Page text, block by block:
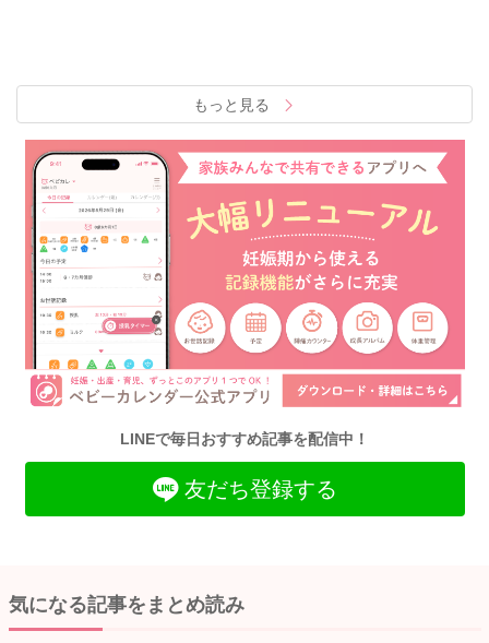
もっと見る
LINEで毎日おすすめ記事を配信中！
友だち登録する
気になる記事をまとめ読み